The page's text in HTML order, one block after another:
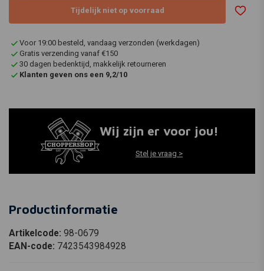
Tijdelijk niet op voorraad
Voor 19:00 besteld, vandaag verzonden (werkdagen)
Gratis verzending vanaf €150
30 dagen bedenktijd, makkelijk retourneren
Klanten geven ons een 9,2/10
Wij zijn er voor jou!
Stel je vraag >
Productinformatie
Artikelcode: 98-0679
EAN-code: 7423543984928